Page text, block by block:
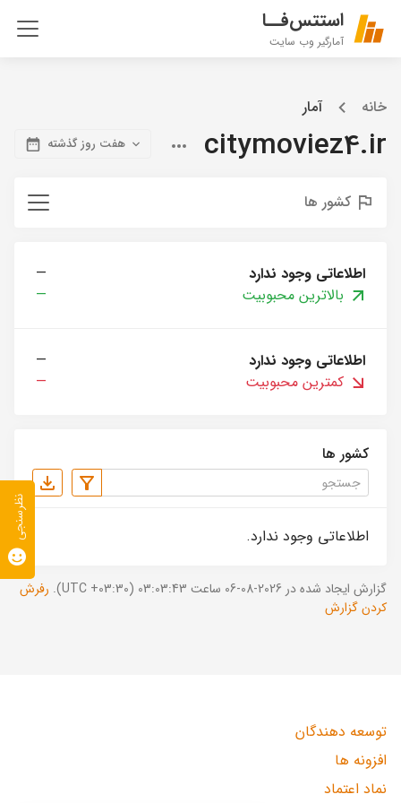
استتس‌فــا
آمارگیر وب سایت
خانه آمار
citymoviez4.ir هفت روز گذشته
کشور ها
اطلاعاتی وجود ندارد
—
بالاترین محبوبیت
—
اطلاعاتی وجود ندارد
—
کمترین محبوبیت
—
کشور ها
اطلاعاتی وجود ندارد.
گزارش ایجاد شده در 2026-08-06 ساعت 03:03:43 (UTC +03:30).
رفرش
کردن گزارش
توسعه دهندگان
افزونه ها
نماد اعتماد
نظرسنجی